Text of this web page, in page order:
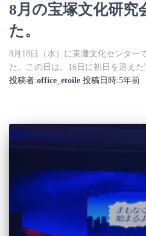
8月の宝塚文化研究
た。
8月18日（水）に東灘文化センター
た。この日は、16日に初日を迎えた
投稿者:office_etoile 投稿日時:5年前